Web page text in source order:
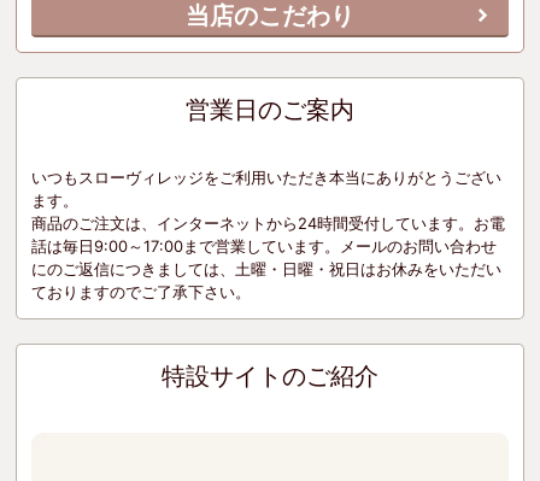
当店のこだわり
営業日のご案内
いつもスローヴィレッジをご利用いただき本当にありがとうござい
ます。
商品のご注文は、インターネットから24時間受付しています。お電
話は毎日9:00～17:00まで営業しています。メールのお問い合わせ
にのご返信につきましては、土曜・日曜・祝日はお休みをいただい
ておりますのでご了承下さい。
特設サイトのご紹介